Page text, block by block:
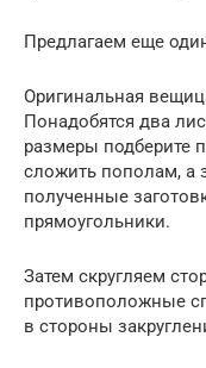
Предлагаем еще
Оригинальная
Понадобятся два
размеры подберите
сложить пополам, а
полученные
прямоугольники.
Затем скругляем
противоположные
в стороны